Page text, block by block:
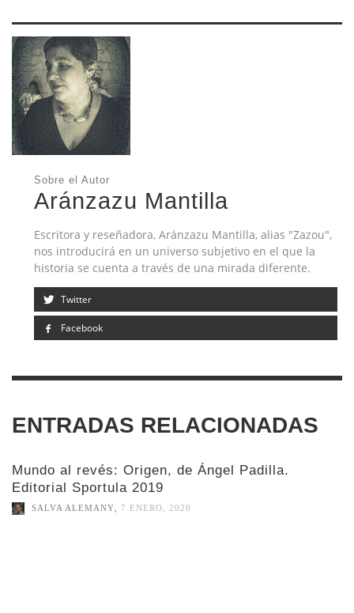
Sobre el Autor
Aránzazu Mantilla
Escritora y reseñadora, Aránzazu Mantilla, alias "Zazou",
nos introducirá en un universo subjetivo en el que la
historia se cuenta a través de una mirada diferente.
Twitter
Facebook
ENTRADAS RELACIONADAS
Mundo al revés: Origen, de Ángel Padilla.
Editorial Sportula 2019
SALVA ALEMANY, 7 ENERO, 2020